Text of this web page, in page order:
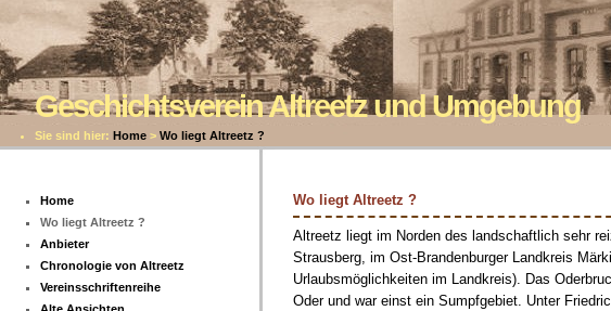
Geschichtsverein Altreetz und Umgebung
Sie sind hier: Home > Wo liegt Altreetz ?
Home
Wo liegt Altreetz ?
Anbieter
Chronologie von Altreetz
Vereinsschriftenreihe
Wo liegt Altreetz ?
Altreetz liegt im Norden des landschaftlich sehr
Strausberg, im Ost-Brandenburger Landkreis
Urlaubsmöglichkeiten im Landkreis). Das
Oder und war einst ein Sumpfgebiet. Unter